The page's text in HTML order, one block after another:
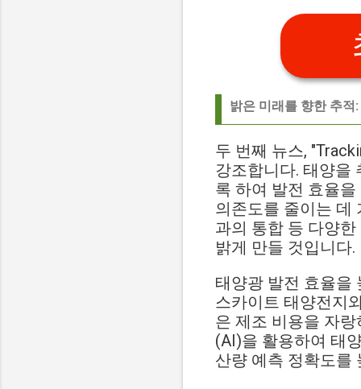
밝은 미래를 향한 추적
두 번째 뉴스,
강조합니다. 태양을
록 하여 발전 효율
의존도를 줄이는 데
과의 통합 등 다양
밝게 만들 것입니다.
태양광 발전 효율을
스카이트 태양전지
은 제조 비용을 자
(AI)을 활용하여 태
산량 예측 정확도를